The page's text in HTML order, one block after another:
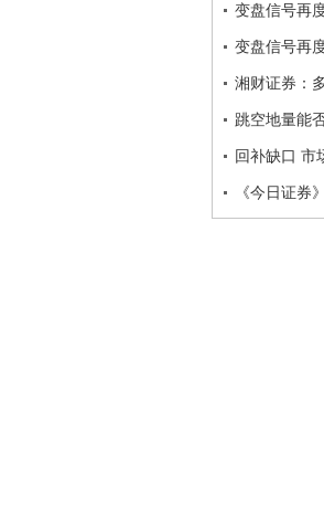
变盘信号再
变盘信号再
湘财证券：
跳空地量能
回补缺口 市
《今日证券